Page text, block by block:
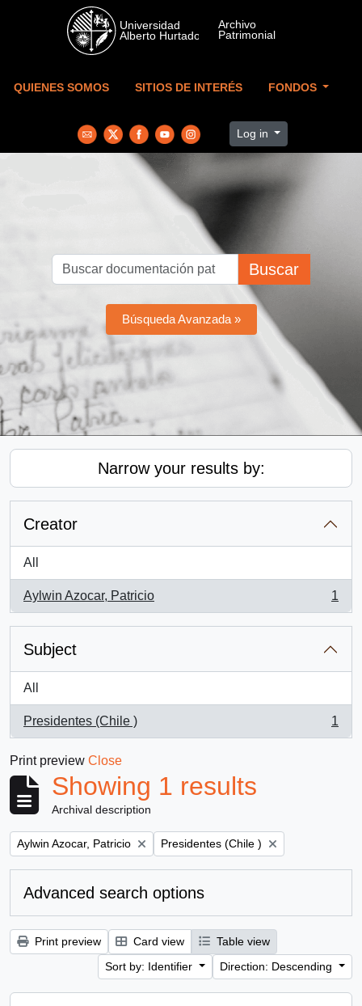
Skip to main content
QUIENES SOMOS SITIOS DE INTERÉS FONDOS
Log in
Buscar
Búsqueda Avanzada »
Narrow your results by:
Creator
All
Aylwin Azocar, Patricio
, 1 results
1
Subject
All
Presidentes (Chile )
, 1 results
1
Print preview Close
Showing 1 results
Archival description
Remove filter:
Aylwin Azocar, Patricio Remove filter:
Presidentes (Chile )
Advanced search options
Print preview Card view
Table view
Sort by: Identifier
Direction: Descending